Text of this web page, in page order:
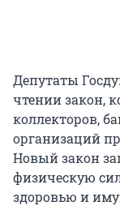
Депутаты
чтении закон,
коллекторов,
организаций
Новый закон
физическую
здоровью и